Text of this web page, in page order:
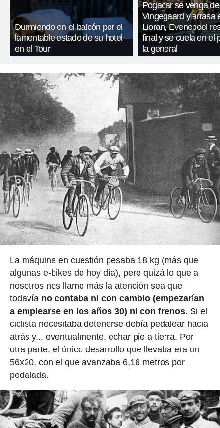
Durmiendo en el balcón por el
lamentable estado de su hotel
en el Tour
Pogacar se venga de
Vingegaard y arrasa
Lioran, Evenepoel
final y se cuela en el
la general
La máquina en cuestión pesaba 18 kg (más que
algunas e-bikes de hoy día), pero quizá lo que a
nosotros nos llame más la atención sea que
todavía no contaba ni con cambio (empezarían
a emplearse en los años 30) ni con frenos. Si el
ciclista necesitaba detenerse debía pedalear hacia
atrás y... eventualmente, echar pie a tierra. Por
otra parte, el único desarrollo que llevaba era un
56x20, con el que avanzaba 6,16 metros por
pedalada.